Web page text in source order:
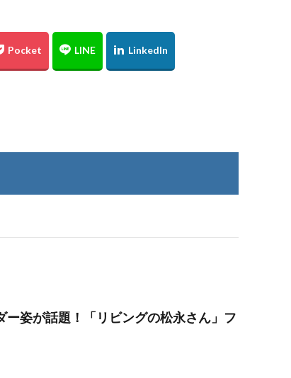
ー姿が話題！「リビングの松永さん」フ